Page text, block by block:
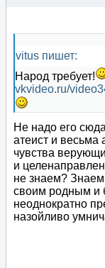
vitus пишет:
Народ требует!
vkvideo.ru/
Не надо его
атеист и весьма
чувства
и
не знаем?
своим родным и
неоднократно
назойливо